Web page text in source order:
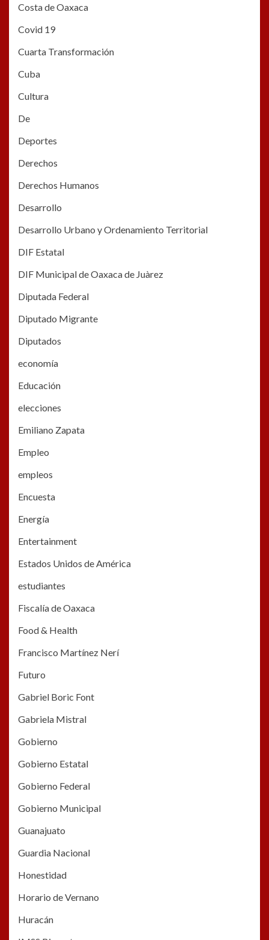
Costa de Oaxaca
Covid 19
Cuarta Transformación
Cuba
Cultura
De
Deportes
Derechos
Derechos Humanos
Desarrollo
Desarrollo Urbano y Ordenamiento Territorial
DIF Estatal
DIF Municipal de Oaxaca de Juàrez
Diputada Federal
Diputado Migrante
Diputados
economía
Educación
elecciones
Emiliano Zapata
Empleo
empleos
Encuesta
Energía
Entertainment
Estados Unidos de América
estudiantes
Fiscalía de Oaxaca
Food & Health
Francisco Martínez Nerí
Futuro
Gabriel Boric Font
Gabriela Mistral
Gobierno
Gobierno Estatal
Gobierno Federal
Gobierno Municipal
Guanajuato
Guardia Nacional
Honestidad
Horario de Vernano
Huracán